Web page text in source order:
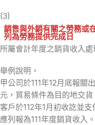
(3)
銷售與外銷有關之勞務或
列為勞務提供完成日
所屬會計年度之銷貨收入處
舉例說明，
甲公司於111年12月底報關
元，貿易條件為目的地交貨
客戶於112年1月初收訖並
應列報為111年度銷貨收入。